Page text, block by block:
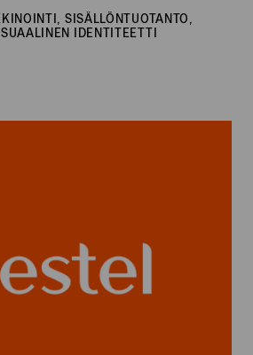
SISÄLLÖNTUOTANTO,
IDENTITEETTI